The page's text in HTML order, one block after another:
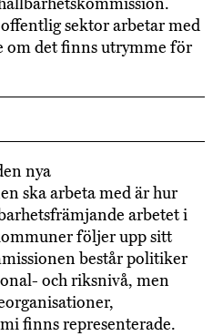
sektor arbetar med
om det finns utrymme för
nya
ska arbeta med är hur
arbetet i
följer upp sitt
består politiker
och riksnivå, men
finns representerade.